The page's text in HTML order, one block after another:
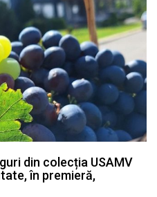
din colecția USAMV
în premieră,